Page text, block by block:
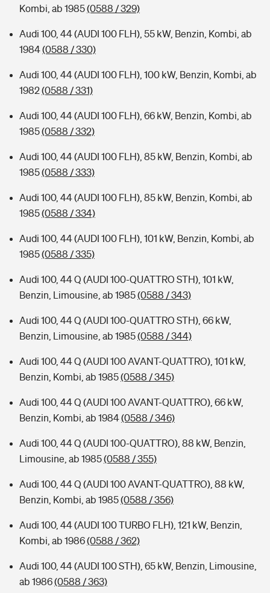
Kombi, ab 1985(0588 / 329)
Audi 100, 44 (AUDI 100 FLH), 55 kW, Benzin, Kombi, ab
1984(0588 / 330)
Audi 100, 44 (AUDI 100 FLH), 100 kW, Benzin, Kombi, ab
1982(0588 / 331)
Audi 100, 44 (AUDI 100 FLH), 66 kW, Benzin, Kombi, ab
1985(0588 / 332)
Audi 100, 44 (AUDI 100 FLH), 85 kW, Benzin, Kombi, ab
1985(0588 / 333)
Audi 100, 44 (AUDI 100 FLH), 85 kW, Benzin, Kombi, ab
1985(0588 / 334)
Audi 100, 44 (AUDI 100 FLH), 101 kW, Benzin, Kombi, ab
1985(0588 / 335)
Audi 100, 44 Q (AUDI 100-QUATTRO STH), 101 kW,
Benzin, Limousine, ab 1985(0588 / 343)
Audi 100, 44 Q (AUDI 100-QUATTRO STH), 66 kW,
Benzin, Limousine, ab 1985(0588 / 344)
Audi 100, 44 Q (AUDI 100 AVANT-QUATTRO), 101 kW,
Benzin, Kombi, ab 1985(0588 / 345)
Audi 100, 44 Q (AUDI 100 AVANT-QUATTRO), 66 kW,
Benzin, Kombi, ab 1984(0588 / 346)
Audi 100, 44 Q (AUDI 100-QUATTRO), 88 kW, Benzin,
Limousine, ab 1985(0588 / 355)
Audi 100, 44 Q (AUDI 100 AVANT-QUATTRO), 88 kW,
Benzin, Kombi, ab 1985(0588 / 356)
Audi 100, 44 (AUDI 100 TURBO FLH), 121 kW, Benzin,
Kombi, ab 1986(0588 / 362)
Audi 100, 44 (AUDI 100 STH), 65 kW, Benzin, Limousine,
ab 1986(0588 / 363)